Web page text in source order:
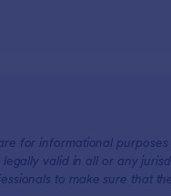
for informational
valid in all or any
to make sure that